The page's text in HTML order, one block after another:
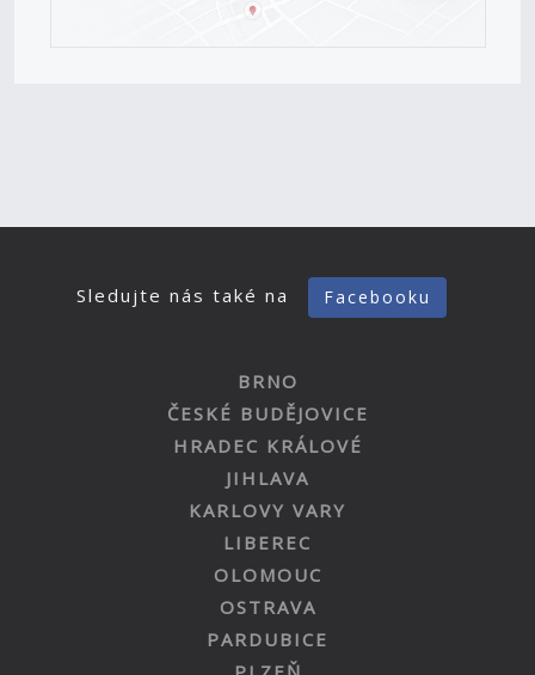
Sledujte nás také na Facebooku
BRNO
ČESKÉ BUDĚJOVICE
HRADEC KRÁLOVÉ
JIHLAVA
KARLOVY VARY
LIBEREC
OLOMOUC
OSTRAVA
PARDUBICE